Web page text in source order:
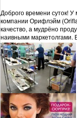
Доброго времени суток!
компании Орифлэйм
качество, а мудрёно
наивными маркетолгами.